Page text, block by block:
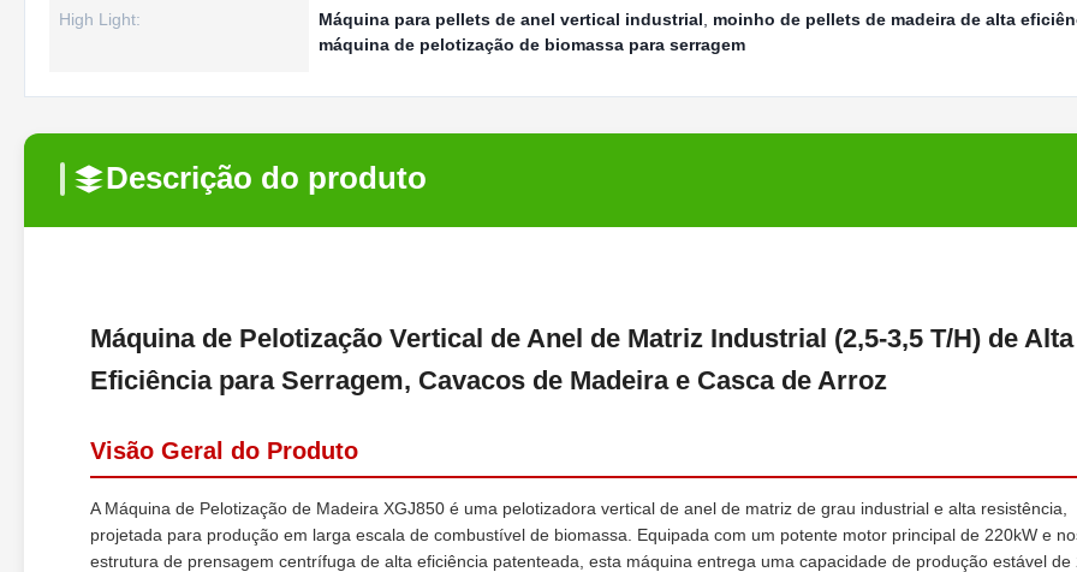
High Light: Máquina para pellets de anel vertical industrial
moinho de pellets de madeira de alta
máquina de pelotização de biomassa para serragem
Descrição do produto
Máquina de Pelotização Vertical de Anel de Matriz Industrial (2,5-3,5 T/H) de Alta
Eficiência para Serragem, Cavacos de Madeira e Casca de Arroz
Visão Geral do Produto
A Máquina de Pelotização de Madeira XGJ850 é uma pelotizadora vertical de anel de matriz de grau industrial e alta resistência,
projetada para produção em larga escala de combustível de biomassa. Equipada com um potente motor principal de 220kW e
estrutura de prensagem centrífuga de alta eficiência patenteada, esta máquina entrega uma capacidade de produção estável de